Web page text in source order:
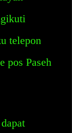
telepon
pos Paseh